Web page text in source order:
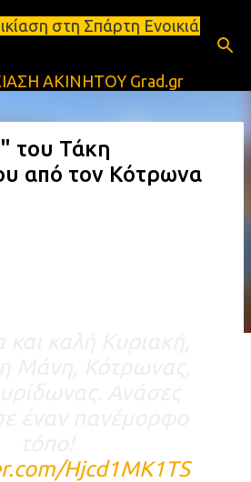
κύριο περιεχόμενο
Ενοικιάσεις
ΑΚΙΝΗΤΟΥ Grad.gr
του Τάκη
από τον Κότρωνα
Hjcd1MK1TS